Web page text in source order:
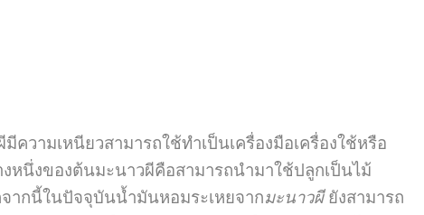
วามเหนียวสามารถใช้ทำเป็นเครื่องมือเครื่องใช้หรือ
หนึ่งของต้นมะนาวผีคือสามารถนำมาใช้ปลูกเป็นไม้
ากนี้ในปัจจุบันน้ำมันหอมระเหยจากมะนาวผียังสามารถ